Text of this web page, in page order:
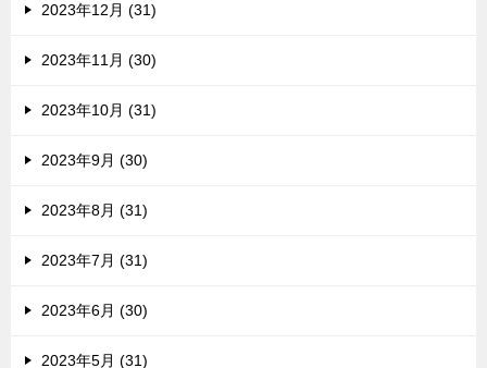
2023年12月 (31)
2023年11月 (30)
2023年10月 (31)
2023年9月 (30)
2023年8月 (31)
2023年7月 (31)
2023年6月 (30)
2023年5月 (31)